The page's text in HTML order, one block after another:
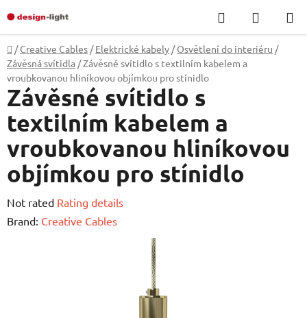
to
content
Search
CART
Home
/ Creative Cables / Elektrické kabely / Osvětlení do interiéru /
Závěsná svítidla /Závěsné svítidlo s textilním kabelem a
vroubkovanou hliníkovou objímkou pro stínidlo
Závěsné svítidlo s
textilním kabelem a
vroubkovanou hliníkovou
objímkou pro stínidlo
The
average
Not rated Rating details
Brand: Creative Cables